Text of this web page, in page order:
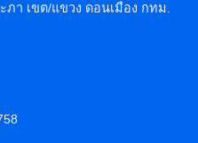
า เขต/แขวง ดอนเมือง กทม.